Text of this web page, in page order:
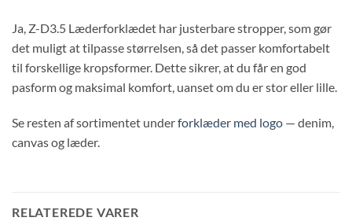
Ja, Z-D3.5 Læderforklædet har justerbare stropper, som gør
det muligt at tilpasse størrelsen, så det passer komfortabelt
til forskellige kropsformer. Dette sikrer, at du får en god
pasform og maksimal komfort, uanset om du er stor eller lille.
Se resten af sortimentet underforklæder med logo — denim,
canvas og læder.
RELATEREDE VARER